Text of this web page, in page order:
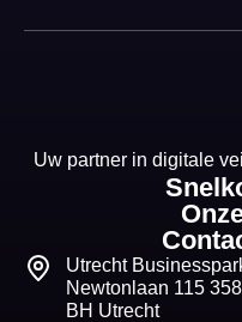
Uw partner in digitale
Utrecht
Newtonlaan 115
BH Utrecht